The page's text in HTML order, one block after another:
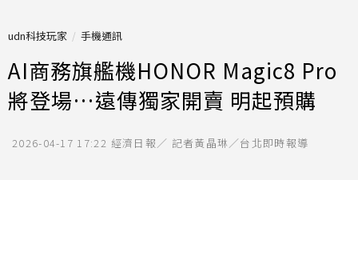
udn科技玩家 手機通訊
AI商務旗艦機HONOR Magic8 Pro
將登場…遠傳獨家開賣 明起預購
2026-04-17 17:22 經濟日報／ 記者黃晶琳／台北即時報導